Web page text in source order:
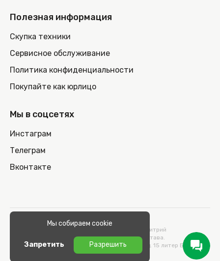
Полезная информация
Скупка техники
Сервисное обслуживание
Политика конфиденциальности
Покупайте как юрлицо
Мы в соцсетях
Инстаграм
Телеграм
Вконтакте
© 2026 100nout.by,
ООО «СТОНОУТБУКОВ» Директор Метельский Дмитрий
Константинович, действующий на основании Устава.
Адрес: 220100, Беларусь, г. Минск, ул. Кульман, д. 15 литер Б 9/к.
Мы собираем cookie
Запретить Разрешить